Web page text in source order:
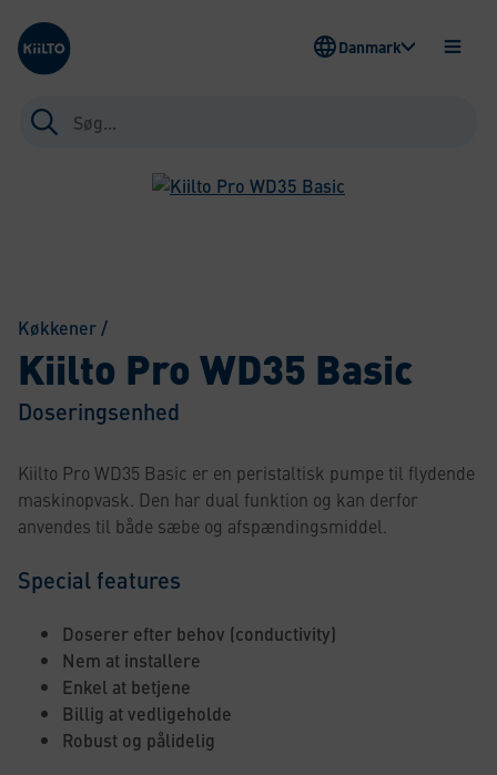
Kiilto Denmark
Søg
efter:
ÅBEN
Danmark
Køkkener/
Kiilto Pro WD35 Basic
Doseringsenhed
Kiilto Pro WD35 Basic er en peristaltisk pumpe til flydende
maskinopvask. Den har dual funktion og kan derfor
anvendes til både sæbe og afspændingsmiddel.
Special features
Doserer efter behov (conductivity)
Nem at installere
Enkel at betjene
Billig at vedligeholde
Robust og pålidelig